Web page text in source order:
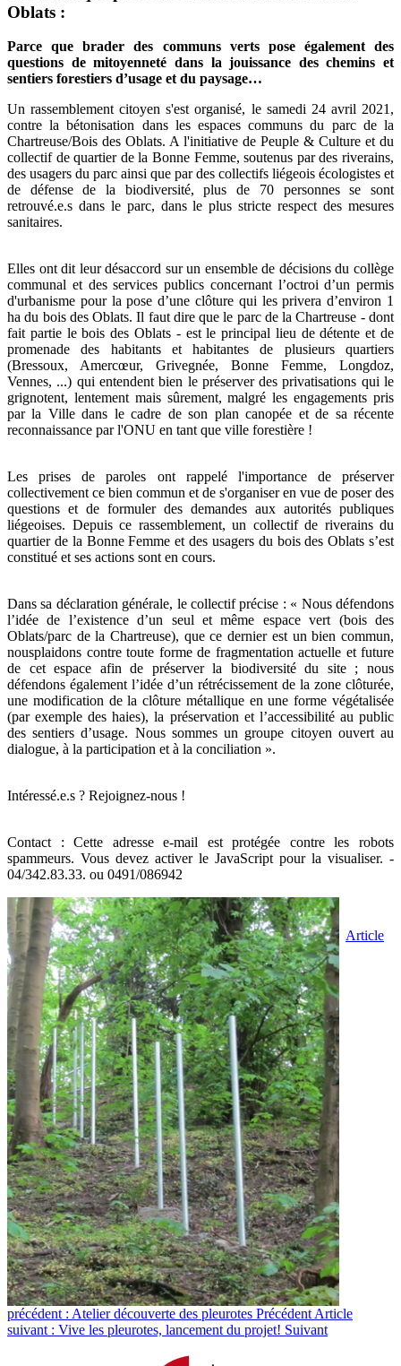
Oblats :
Parce que brader des communs verts pose également des
questions de mitoyenneté dans la jouissance des chemins et
sentiers forestiers d’usage et du paysage…
Un rassemblement citoyen s'est organisé, le samedi 24 avril 2021,
contre la bétonisation dans les espaces communs du parc de la
Chartreuse/Bois des Oblats. A l'initiative de Peuple & Culture et du
collectif de quartier de la Bonne Femme, soutenus par des riverains,
des usagers du parc ainsi que par des collectifs liégeois écologistes et
de défense de la biodiversité, plus de 70 personnes se sont
retrouvé.e.s dans le parc, dans le plus stricte respect des mesures
sanitaires.
Elles ont dit leur désaccord sur un ensemble de décisions du collège
communal et des services publics concernant l’octroi d’un permis
d'urbanisme pour la pose d’une clôture qui les privera d’environ 1
ha du bois des Oblats. Il faut dire que le parc de la Chartreuse - dont
fait partie le bois des Oblats - est le principal lieu de détente et de
promenade des habitants et habitantes de plusieurs quartiers
(Bressoux, Amercœur, Grivegnée, Bonne Femme, Longdoz,
Vennes, ...) qui entendent bien le préserver des privatisations qui le
grignotent, lentement mais sûrement, malgré les engagements pris
par la Ville dans le cadre de son plan canopée et de sa récente
reconnaissance par l'ONU en tant que ville forestière !
Les prises de paroles ont rappelé l'importance de préserver
collectivement ce bien commun et de s'organiser en vue de poser des
questions et de formuler des demandes aux autorités publiques
liégeoises. Depuis ce rassemblement, un collectif de riverains du
quartier de la Bonne Femme et des usagers du bois des Oblats s’est
constitué et ses actions sont en cours.
Dans sa déclaration générale, le collectif précise : « Nous défendons
l’idée de l’existence d’un seul et même espace vert (bois des
Oblats/parc de la Chartreuse), que ce dernier est un bien commun,
nousplaidons contre toute forme de fragmentation actuelle et future
de cet espace afin de préserver la biodiversité du site ; nous
défendons également l’idée d’un rétrécissement de la zone clôturée,
une modification de la clôture métallique en une forme végétalisée
(par exemple des haies), la préservation et l’accessibilité au public
des sentiers d’usage. Nous sommes un groupe citoyen ouvert au
dialogue, à la participation et à la conciliation ».
Intéressé.e.s ? Rejoignez-nous !
Contact :Cette adresse e-mail est protégée contre les robots
spammeurs. Vous devez activer le JavaScript pour la visualiser. -
04/342.83.33. ou 0491/086942
Article
précédent : Atelier découverte des pleurotes Précédent Article
suivant : Vive les pleurotes, lancement du projet! Suivant